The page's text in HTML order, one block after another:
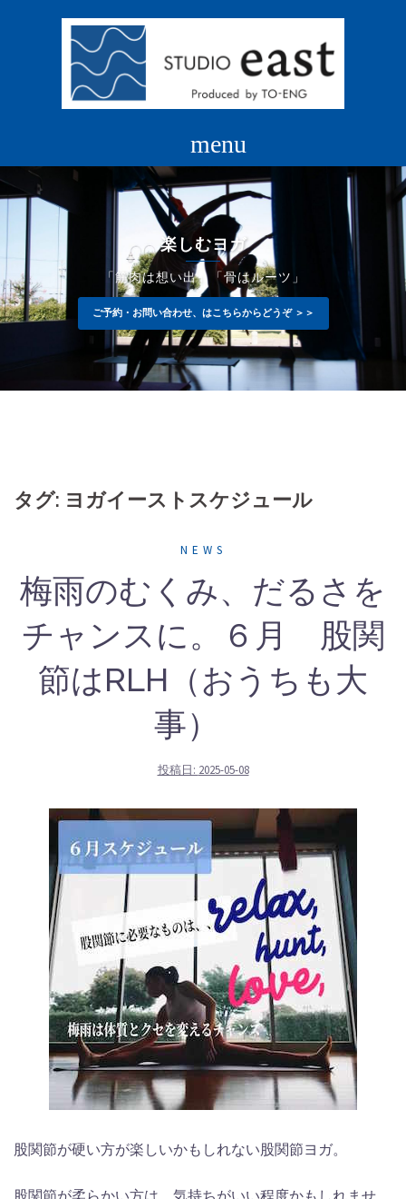
キ
楽しむヨガ
「筋肉は想い出」「骨はルーツ」
ご予約・お問い合わせ、はこちらからどうぞ ＞＞
タグ: ヨガイーストスケジュール
NEWS
梅雨のむくみ、だるさを
チャンスに。６月 股関
節はRLH（おうちも大
事）
投稿日: 2025-05-08
股関節が硬い方が楽しいかもしれない股関節ヨガ。
股関節が柔らかい方は、気持ちがいい程度かもしれませ